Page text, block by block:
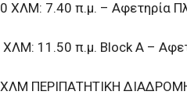
ΧΛΜ: 7.40 π.μ. – Αφετηρία
ΧΛΜ: 11.50 π.μ. Block A –
ΠΕΡΙΠΑΤΗΤΙΚΗ